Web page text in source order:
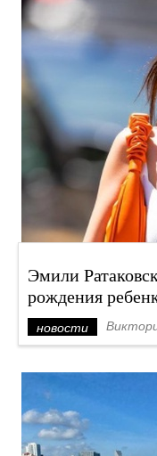
Эмили
рождения
новости